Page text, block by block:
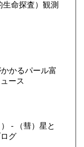
命探査）観測
かるパール富
ース
- （彗）星と
グ